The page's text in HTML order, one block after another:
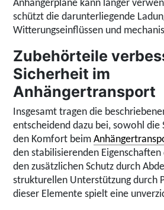
Anhängerplane kann länger
schützt die darunterliegende
Witterungseinflüssen und
Zubehörteile
Sicherheit im
Anhängertransport
Insgesamt tragen die
entscheidend dazu bei, sowohl die
den Komfort beim
den stabilisierenden
den zusätzlichen Schutz durch
strukturellen Unterstützung durch
dieser Elemente spielt eine